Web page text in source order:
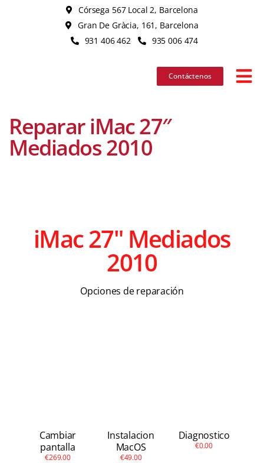
Córsega 567 Local 2, Barcelona
Gran De Gràcia, 161, Barcelona
931 406 462
935 006 474
Contáctenos
Reparar iMac 27″
Mediados 2010
iMac 27" Mediados
2010
Opciones de reparación
Cambiar
pantalla
€269.00
Instalacion
MacOS
€49.00
Diagnostico
€0.00